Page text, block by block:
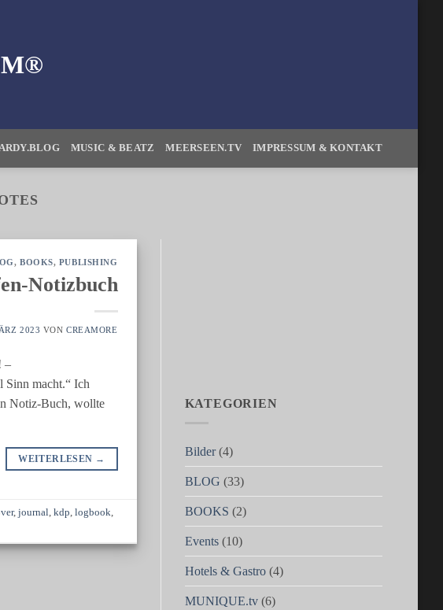
MUSIC & BEATZ MEERSEEN.TV IMPRESSUM & KONTAKT
, BOOKS, PUBLISHING
Notizbuch
2023 VONCREAMORE
–
Sinn macht.“ Ich
Notiz-Buch, wollte
WEITERLESEN →
,journal,kdp,logbook,
KATEGORIEN
Bilder(4)
BLOG (33)
BOOKS (2)
Events(10)
Hotels & Gastro(4)
MUNIQUE.tv(6)